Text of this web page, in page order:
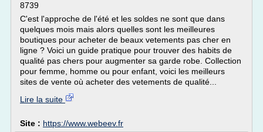
8739
C'est l'approche de l'été et les soldes ne sont que dans
quelques mois mais alors quelles sont les meilleures
boutiques pour acheter de beaux vetements pas cher en
ligne ? Voici un guide pratique pour trouver des habits de
qualité pas chers pour augmenter sa garde robe. Collection
pour femme, homme ou pour enfant, voici les meilleurs
sites de vente où acheter des vetements de qualité...
Lire la suite
Site : https://www.webeev.fr